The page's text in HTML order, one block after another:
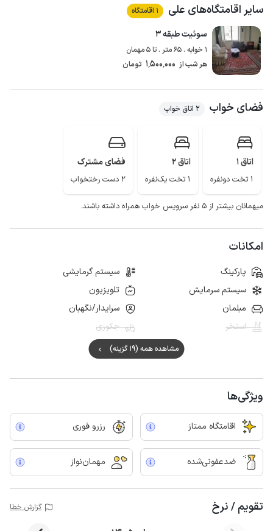
سایر اقامتگاه‌های علی 1 اقامتگاه
سوئیت طبقه ۳
1 خوابه . 65 متر . تا 5 مهمان
هر شب از 1٬500٬000 تومان
فضای خواب 2 اتاق خواب
اتاق 1
1 تخت دونفره
اتاق 2
1 تخت یک‌نفره
فضای مشترک
2 دست رختخواب
میهمانان بیشتر از ۵ نفر سرویس خواب همراه داشته باشند.
امکانات
پارکینگ
سیستم گرمایشی
سیستم سرمایش
تلویزیون
مبلمان
سرایدار/نگهبان
استخر
جکوزی
مشاهده همه (19 گزینه)
ویژگی‌ها
اقامتگاه ممتاز رزرو فوری
ضدعفونی‌شده مهمان‌نواز
تقویم / نرخ گزارش خطا